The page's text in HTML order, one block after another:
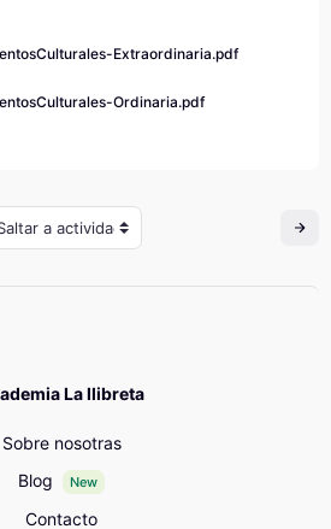
Extraordinaria.pdf
Ordinaria.pdf
a actividad
La llibreta
Sobre nosotras
Blog
New
Contacto